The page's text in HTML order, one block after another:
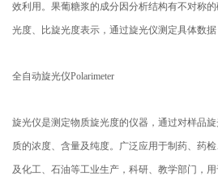
效利用。果葡糖浆的成分因分析结构有不对称
光度、比旋光度表示，通过旋光仪测定具体数据
全自动旋光仪Polarimeter
旋光仪是测定物质旋光度的仪器，通过对样品
质的浓度、含量及纯度。广泛应用于制药、药
及化工、石油等工业生产，科研、教学部门，用